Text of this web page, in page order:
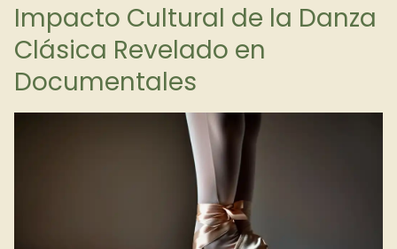
Impacto Cultural de la Danza
Clásica Revelado en
Documentales